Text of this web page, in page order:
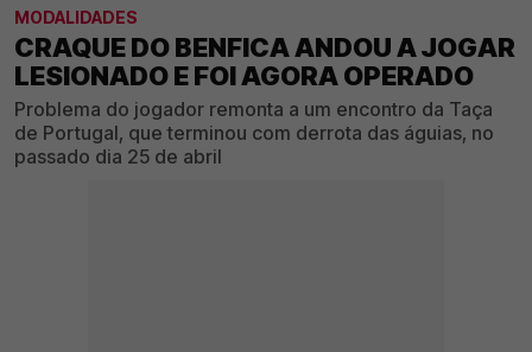
MODALIDADES
CRAQUE DO BENFICA ANDOU A JOGAR
LESIONADO E FOI AGORA OPERADO
Problema do jogador remonta a um encontro da Taça
de Portugal, que terminou com derrota das águias, no
passado dia 25 de abril